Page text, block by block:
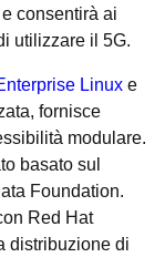
consentirà ai
utilizzare il 5G.
Linux e
fornisce
modulare.
basato sul
Foundation.
Red Hat
distribuzione di